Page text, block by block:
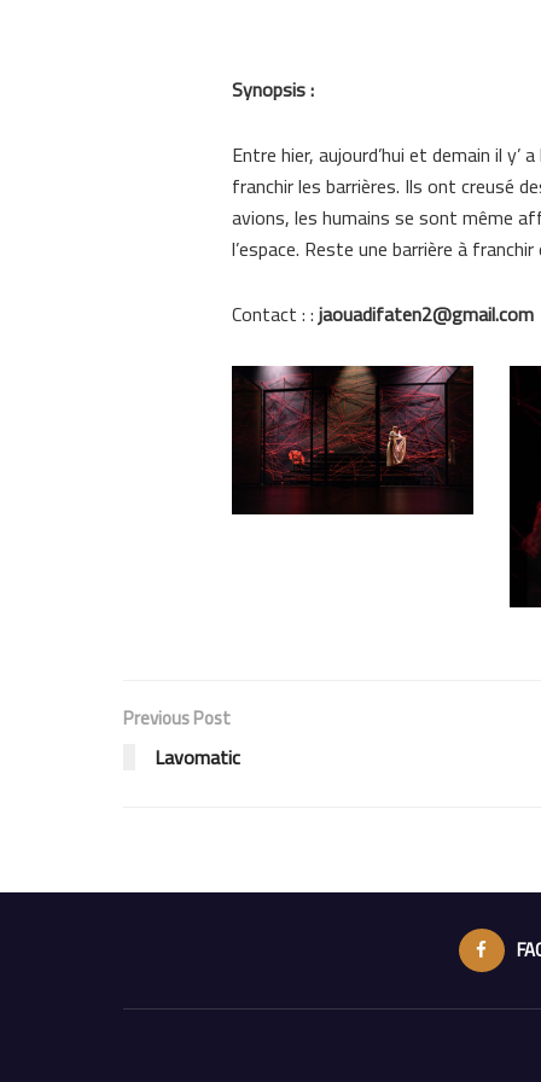
Synopsis :
Entre hier, aujourd’hui et demain il
franchir les barrières. Ils ont creusé
avions, les humains se sont même
l’espace. Reste une barrière à
Contact : :jaouadifaten2@gmail.com
Previous Post
Lavomatic